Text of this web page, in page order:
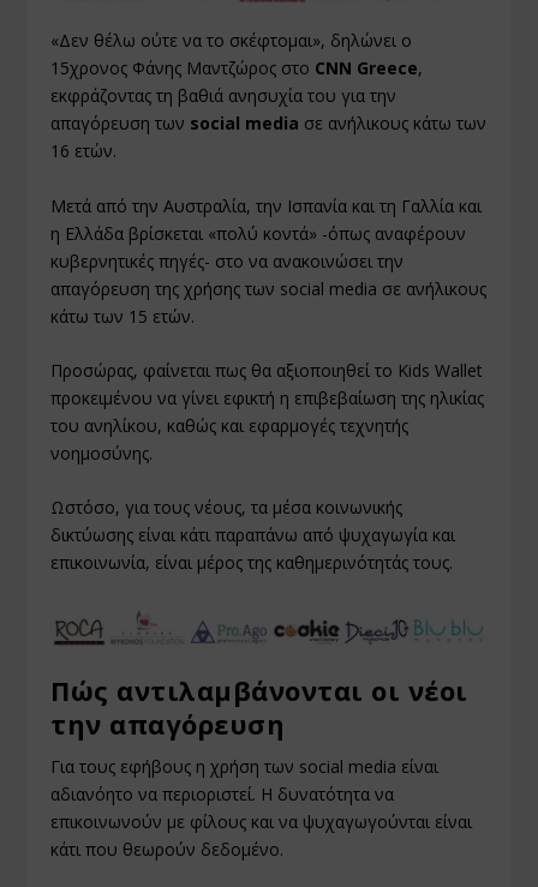
«Δεν θέλω ούτε να το σκέφτομαι», δηλώνει ο
15χρονος Φάνης Μαντζώρος στο CNN Greece,
εκφράζοντας τη βαθιά ανησυχία του για την
απαγόρευση των social media σε ανήλικους κάτω των
16 ετών.
Μετά από την Αυστραλία, την Ισπανία και τη Γαλλία και
η Ελλάδα βρίσκεται «πολύ κοντά» -όπως αναφέρουν
κυβερνητικές πηγές- στο να ανακοινώσει την
απαγόρευση της χρήσης των social media σε ανήλικους
κάτω των 15 ετών.
Προσώρας, φαίνεται πως θα αξιοποιηθεί το Kids Wallet
προκειμένου να γίνει εφικτή η επιβεβαίωση της ηλικίας
του ανηλίκου, καθώς και εφαρμογές τεχνητής
νοημοσύνης.
Ωστόσο, για τους νέους, τα μέσα κοινωνικής
δικτύωσης είναι κάτι παραπάνω από ψυχαγωγία και
επικοινωνία, είναι μέρος της καθημερινότητάς τους.
Πώς αντιλαμβάνονται οι νέοι
την απαγόρευση
Για τους εφήβους η χρήση των social media είναι
αδιανόητο να περιοριστεί. Η δυνατότητα να
επικοινωνούν με φίλους και να ψυχαγωγούνται είναι
κάτι που θεωρούν δεδομένο.